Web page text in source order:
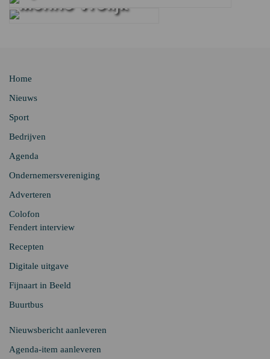
Menno Vrolijk
Home
Nieuws
Sport
Bedrijven
Agenda
Ondernemersvereniging
Adverteren
Colofon
Fendert interview
Recepten
Digitale uitgave
Fijnaart in Beeld
Buurtbus
Nieuwsbericht aanleveren
Agenda-item aanleveren